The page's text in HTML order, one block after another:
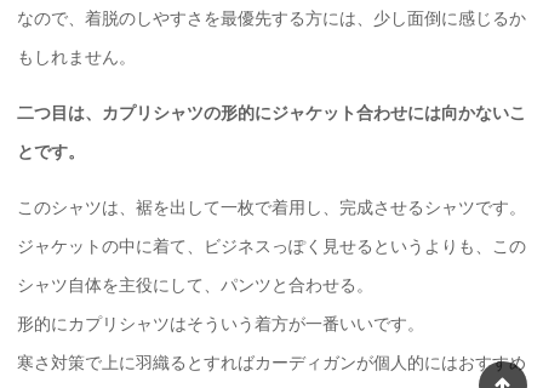
なので、着脱のしやすさを最優先する方には、少し面倒に感じるか
もしれません。
二つ目は、カプリシャツの形的にジャケット合わせには向かないこ
とです。
このシャツは、裾を出して一枚で着用し、完成させるシャツです。
ジャケットの中に着て、ビジネスっぽく見せるというよりも、この
シャツ自体を主役にして、パンツと合わせる。
形的にカプリシャツはそういう着方が一番いいです。
寒さ対策で上に羽織るとすればカーディガンが個人的にはおすすめ